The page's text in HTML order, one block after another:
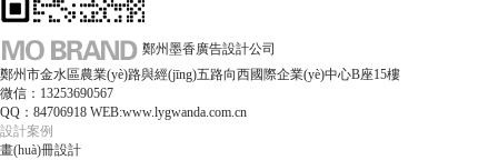
鄭州墨香廣告設計公司
鄭州市金水區農業(yè)路與經(jīng)五路向西國際企業(yè)中心B座15樓
微信：13253690567
QQ：84706918 WEB:www.lygwanda.com.cn
設計案例
畫(huà)冊設計